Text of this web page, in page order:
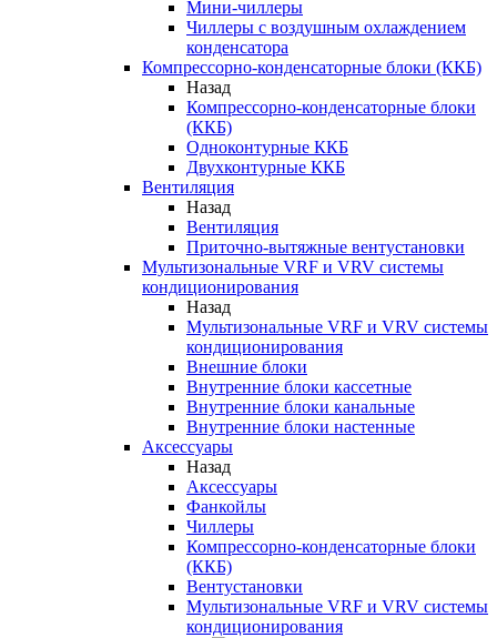
Мини-чиллеры
Чиллеры с воздушным охлаждением
конденсатора
Компрессорно-конденсаторные блоки (ККБ)
Назад
Компрессорно-конденсаторные блоки
(ККБ)
Одноконтурные ККБ
Двухконтурные ККБ
Вентиляция
Назад
Вентиляция
Приточно-вытяжные вентустановки
Мультизональные VRF и VRV системы
кондиционирования
Назад
Мультизональные VRF и VRV системы
кондиционирования
Внешние блоки
Внутренние блоки кассетные
Внутренние блоки канальные
Внутренние блоки настенные
Аксессуары
Назад
Аксессуары
Фанкойлы
Чиллеры
Компрессорно-конденсаторные блоки
(ККБ)
Вентустановки
Мультизональные VRF и VRV системы
кондиционирования